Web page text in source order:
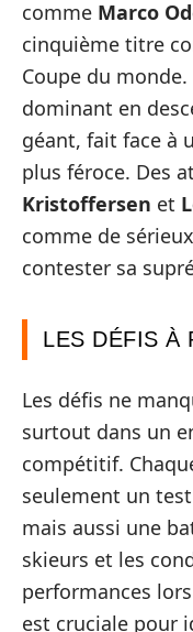
comme Marco
cinquième titre
Coupe du
dominant en
géant, fait face à
plus féroce. Des
Kristoffersen et
comme de
contester sa
LES DÉFIS À
Les défis ne
surtout dans un
compétitif.
seulement un
mais aussi une
skieurs et les
performances
est cruciale pour